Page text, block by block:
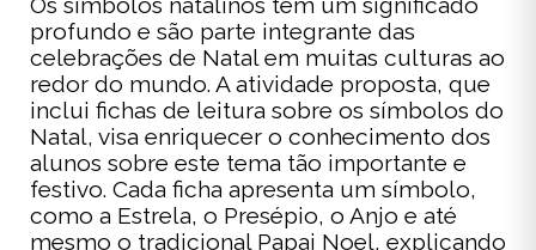
profundo e são parte integrante das
celebrações de Natal em muitas culturas ao
redor do mundo. A atividade proposta, que
inclui fichas de leitura sobre os símbolos do
Natal, visa enriquecer o conhecimento dos
alunos sobre este tema tão importante e
festivo. Cada ficha apresenta um símbolo,
como a Estrela, o Presépio, o Anjo e até
mesmo o tradicional Papai Noel, explicando